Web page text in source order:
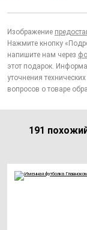
Изображение
Нажмите кнопку
напишите нам через
этот подарок.
уточнения
вопросов о товаре
191